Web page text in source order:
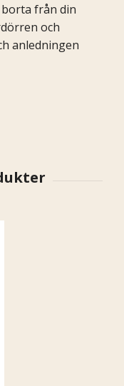
borta från din
och
anledningen